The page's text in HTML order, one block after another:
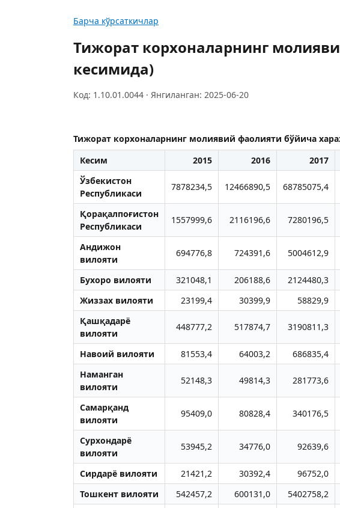
Барча кўрсаткичлар
Тижорат корхоналарнинг
кесимида)
Код: 1.10.01.0044 · Янгиланган: 2025-06-20
Тижорат корхоналарнинг молиявий фаолияти бўйича
Кесим
2015 2016 2017
Ўзбекистон
Республикаси
7878234,5 12466890,5 68785075,4
Қорақалпоғистон
Республикаси
1557999,6 2116196,6 7280196,5
Aндижон
вилояти
694776,8 724391,6 5004612,9
Бухоро вилояти 321048,1 206188,6 2124480,3
Жиззах вилояти
23199,4 30399,9 58829,9
Қашқадарё
вилояти
448777,2 517874,7 3190811,3
Навоий вилояти 81553,4 64003,2 686835,4
Наманган
вилояти
52148,3 49814,3 281773,6
Самарқанд
вилояти
95409,0 80828,4 340176,5
Сурхондарё
вилояти
53945,2 34776,0 92639,6
Сирдарё вилояти 21421,2 30392,4 96752,0
Тошкент вилояти
542457,2 600131,0 5402758,2